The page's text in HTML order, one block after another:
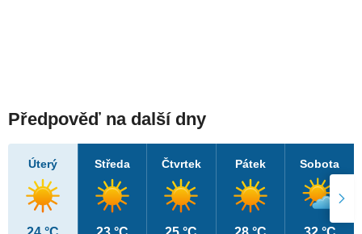
Předpověď na další dny
Úterý Středa Čtvrtek Pátek Sobota